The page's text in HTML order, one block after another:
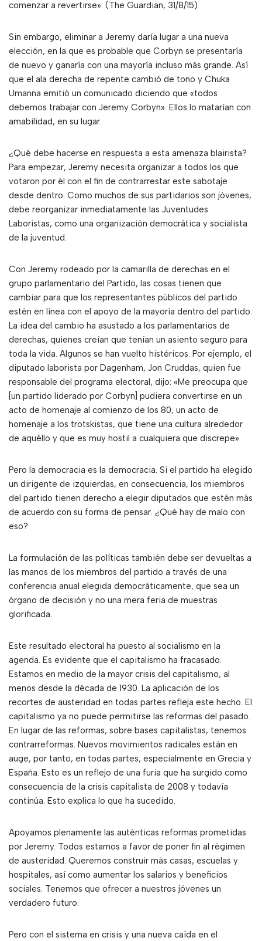
comenzar a revertirse». (The Guardian, 31/8/15)
Sin embargo, eliminar a Jeremy daría lugar a una nueva
elección, en la que es probable que Corbyn se presentaría
de nuevo y ganaría con una mayoría incluso más grande. Así
que el ala derecha de repente cambió de tono y Chuka
Umanna emitió un comunicado diciendo que «todos
debemos trabajar con Jeremy Corbyn». Ellos lo matarían con
amabilidad, en su lugar.
¿Qué debe hacerse en respuesta a esta amenaza blairista?
Para empezar, Jeremy necesita organizar a todos los que
votaron por él con el fin de contrarrestar este sabotaje
desde dentro. Como muchos de sus partidarios son jóvenes,
debe reorganizar inmediatamente las Juventudes
Laboristas, como una organización democrática y socialista
de la juventud.
Con Jeremy rodeado por la camarilla de derechas en el
grupo parlamentario del Partido, las cosas tienen que
cambiar para que los representantes públicos del partido
estén en línea con el apoyo de la mayoría dentro del partido.
La idea del cambio ha asustado a los parlamentarios de
derechas, quienes creían que tenían un asiento seguro para
toda la vida. Algunos se han vuelto histéricos. Por ejemplo, el
diputado laborista por Dagenham, Jon Cruddas, quien fue
responsable del programa electoral, dijo: «Me preocupa que
[un partido liderado por Corbyn] pudiera convertirse en un
acto de homenaje al comienzo de los 80, un acto de
homenaje a los trotskistas, que tiene una cultura alrededor
de aquéllo y que es muy hostil a cualquiera que discrepe».
Pero la democracia es la democracia. Si el partido ha elegido
un dirigente de izquierdas, en consecuencia, los miembros
del partido tienen derecho a elegir diputados que estén más
de acuerdo con su forma de pensar. ¿Qué hay de malo con
eso?
La formulación de las políticas también debe ser devueltas a
las manos de los miembros del partido a través de una
conferencia anual elegida democráticamente, que sea un
órgano de decisión y no una mera feria de muestras
glorificada.
Este resultado electoral ha puesto al socialismo en la
agenda. Es evidente que el capitalismo ha fracasado.
Estamos en medio de la mayor crisis del capitalismo, al
menos desde la década de 1930. La aplicación de los
recortes de austeridad en todas partes refleja este hecho. El
capitalismo ya no puede permitirse las reformas del pasado.
En lugar de las reformas, sobre bases capitalistas, tenemos
contrarreformas. Nuevos movimientos radicales están en
auge, por tanto, en todas partes, especialmente en Grecia y
España. Esto es un reflejo de una furia que ha surgido como
consecuencia de la crisis capitalista de 2008 y todavía
continúa. Esto explica lo que ha sucedido.
Apoyamos plenamente las auténticas reformas prometidas
por Jeremy. Todos estamos a favor de poner fin al régimen
de austeridad. Queremos construir más casas, escuelas y
hospitales, así como aumentar los salarios y beneficios
sociales. Tenemos que ofrecer a nuestros jóvenes un
verdadero futuro.
Pero con el sistema en crisis y una nueva caída en el